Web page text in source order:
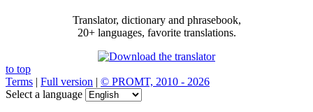
Translator, dictionary and phrasebook,
20+ languages, favorite translations.
to top
Terms | Full version | © PROMT, 2010 - 2026
Select a language